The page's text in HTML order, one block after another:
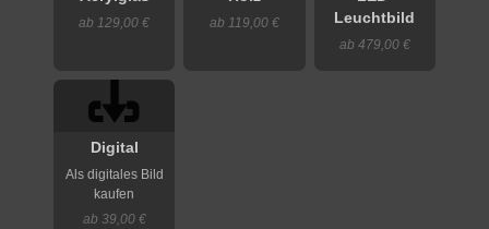
ab 129,00 € ab 119,00 €
Leuchtbild
ab 479,00 €
Digital
Als digitales Bild
kaufen
ab 39,00 €